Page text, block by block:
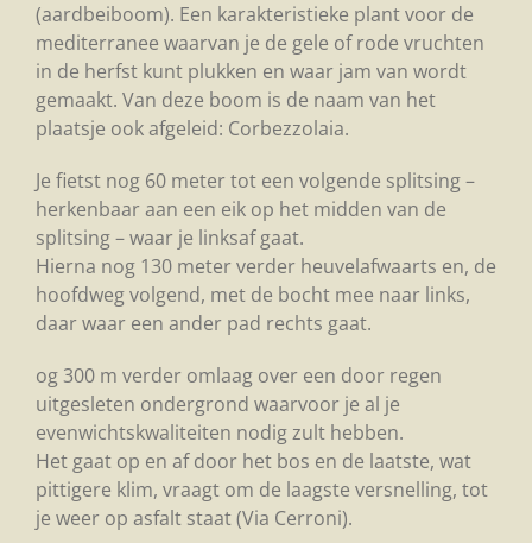
(aardbeiboom). Een karakteristieke plant voor de
mediterranee waarvan je de gele of rode vruchten
in de herfst kunt plukken en waar jam van wordt
gemaakt. Van deze boom is de naam van het
plaatsje ook afgeleid: Corbezzolaia.
Je fietst nog 60 meter tot een volgende splitsing –
herkenbaar aan een eik op het midden van de
splitsing – waar je linksaf gaat.
Hierna nog 130 meter verder heuvelafwaarts en, de
hoofdweg volgend, met de bocht mee naar links,
daar waar een ander pad rechts gaat.
og 300 m verder omlaag over een door regen
uitgesleten ondergrond waarvoor je al je
evenwichtskwaliteiten nodig zult hebben.
Het gaat op en af door het bos en de laatste, wat
pittigere klim, vraagt om de laagste versnelling, tot
je weer op asfalt staat (Via Cerroni).